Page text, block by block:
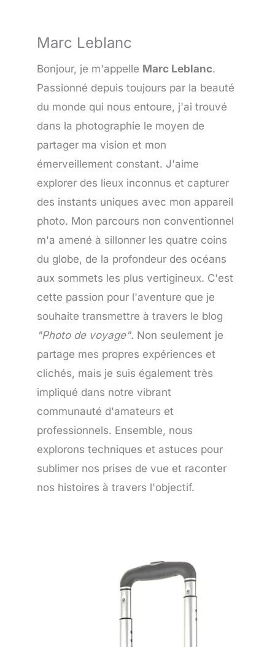
Marc Leblanc
Bonjour, je m'appelle Marc Leblanc.
Passionné depuis toujours par la beauté
du monde qui nous entoure, j'ai trouvé
dans la photographie le moyen de
partager ma vision et mon
émerveillement constant. J'aime
explorer des lieux inconnus et capturer
des instants uniques avec mon appareil
photo. Mon parcours non conventionnel
m'a amené à sillonner les quatre coins
du globe, de la profondeur des océans
aux sommets les plus vertigineux. C'est
cette passion pour l'aventure que je
souhaite transmettre à travers le blog
"Photo de voyage". Non seulement je
partage mes propres expériences et
clichés, mais je suis également très
impliqué dans notre vibrant
communauté d'amateurs et
professionnels. Ensemble, nous
explorons techniques et astuces pour
sublimer nos prises de vue et raconter
nos histoires à travers l'objectif.